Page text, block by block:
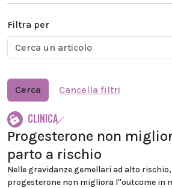
Filtra per
Cerca Cancella filtri
CLINICA
Progesterone non
parto a rischio
Nelle gravidanze gemellari ad alto
progesterone non migliora l''outcome in